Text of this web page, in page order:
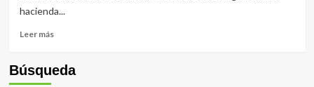
hacienda...
Leer másLeer
Integrante
Búsqueda